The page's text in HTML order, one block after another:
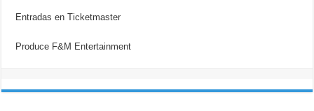
Entradas en Ticketmaster
Produce F&M Entertainment